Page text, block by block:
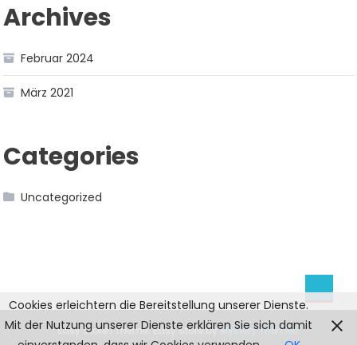
Archives
Februar 2024
März 2021
Categories
Uncategorized
Easy Store|Theme: Easy Store byMystery Themes.
Cookies erleichtern die Bereitstellung unserer Dienste.
Mit der Nutzung unserer Dienste erklären Sie sich damit